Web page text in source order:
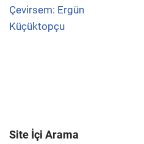
Çevirsem: Ergün
Küçüktopçu
Site İçi Arama